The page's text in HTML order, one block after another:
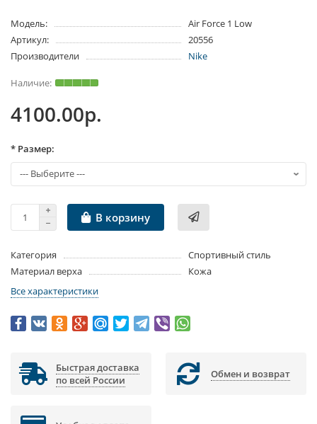
Модель:
Air Force 1 Low
Артикул:
20556
Производители
Nike
4100.00р.
* Размер:
В корзину
Категория
Спортивный стиль
Материал верха
Кожа
Все характеристики
Быстрая доставка
по всей России
Обмен и возврат